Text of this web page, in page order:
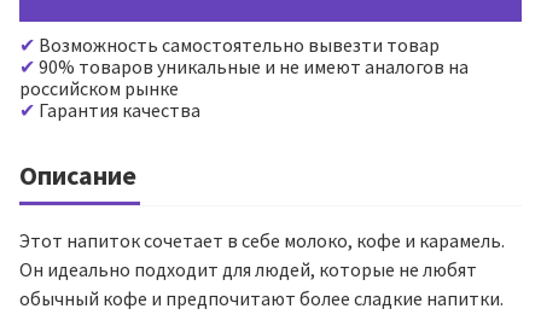
Возможность самостоятельно вывезти товар
90% товаров уникальные и не имеют аналогов на
российском рынке
Гарантия качества
Описание
Этот напиток сочетает в себе молоко, кофе и карамель.
Он идеально подходит для людей, которые не любят
обычный кофе и предпочитают более сладкие напитки.